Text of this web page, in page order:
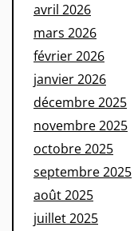
avril 2026
mars 2026
février 2026
janvier 2026
décembre 2025
novembre 2025
octobre 2025
septembre 2025
août 2025
juillet 2025